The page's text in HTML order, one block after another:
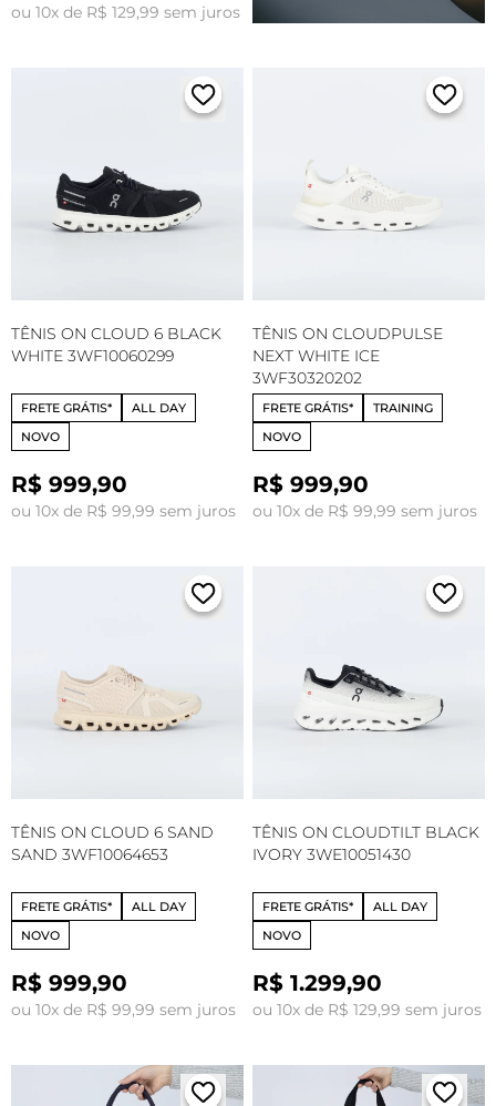
ou 10x de R$ 129,99 sem juros
TÊNIS ON CLOUD 6 BLACK
WHITE 3WF10060299
FRETE GRÁTIS*
ALL DAY
NOVO
R$ 999,90
ou 10x de R$ 99,99 sem juros
TÊNIS ON CLOUDPULSE
NEXT WHITE ICE
3WF30320202
FRETE GRÁTIS*
TRAINING
NOVO
R$ 999,90
ou 10x de R$ 99,99 sem juros
TÊNIS ON CLOUD 6 SAND
SAND 3WF10064653
FRETE GRÁTIS*
ALL DAY
NOVO
R$ 999,90
ou 10x de R$ 99,99 sem juros
TÊNIS ON CLOUDTILT BLACK
IVORY 3WE10051430
FRETE GRÁTIS*
ALL DAY
NOVO
R$ 1.299,90
ou 10x de R$ 129,99 sem juros